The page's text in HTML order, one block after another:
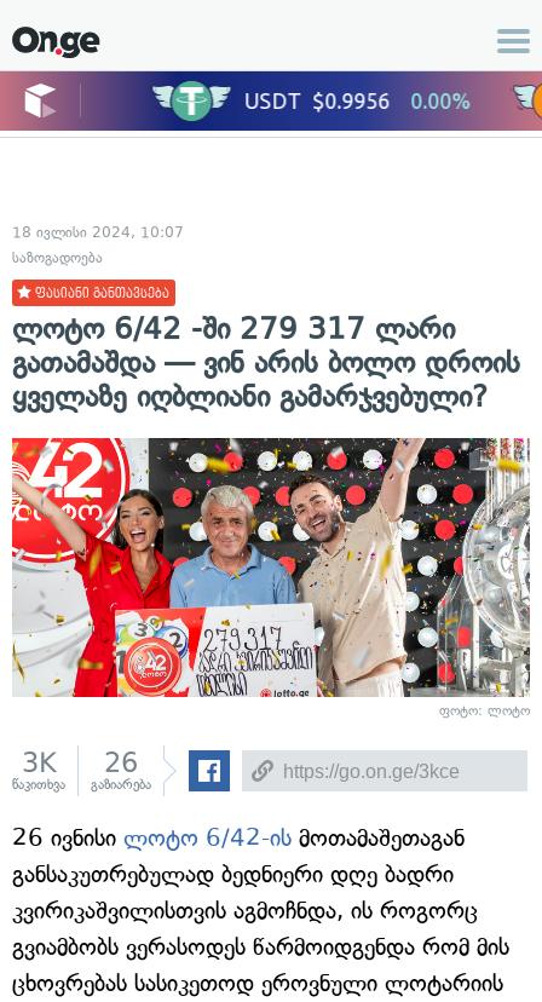
18 ივლისი 2024, 10:07
საზოგადოება
ფასიანი განთავსება
ლოტო 6/42 -ში 279 317 ლარი
გათამაშდა — ვინ არის ბოლო დროის
ყველაზე იღბლიანი გამარჯვებული?
ფოტო: ლოტო
3K
წაკითხვა
26
გაზიარება
26 ივნისი ლოტო 6/42-ის მოთამაშეთაგან
განსაკუთრებულად ბედნიერი დღე ბადრი
კვირიკაშვილისთვის აგმოჩნდა, ის როგორც
გვიამბობს ვერასოდეს წარმოიდგენდა რომ მის
ცხოვრებას სასიკეთოდ ეროვნული ლოტარიის